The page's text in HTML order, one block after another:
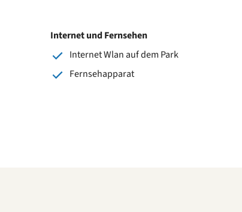
Internet und Fernsehen
Internet Wlan auf dem Park
Fernsehapparat